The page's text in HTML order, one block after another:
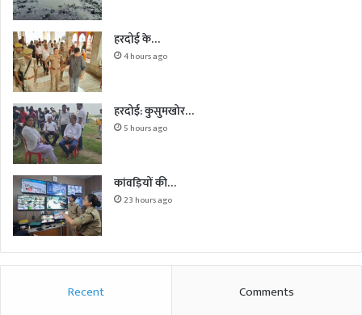
हरदोई के…
4 hours ago
हरदोई: कुसुमखोर…
5 hours ago
कांवड़ियों की…
23 hours ago
Recent Comments